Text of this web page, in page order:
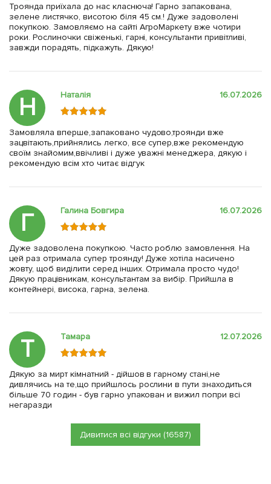
Троянда приїхала до нас класнюча! Гарно запакована,
зелене листячко, висотою біля 45 см.! Дуже задоволені
покупкою. Замовляємо на сайті АгроМаркету вже чотири
роки. Рослиночки свіженькі, гарні, консультанти привітливі,
завжди порадять, підкажуть. Дякую!
Н Наталія 16.07.2026
Замовляла вперше,запаковано чудово,троянди вже
зацвітають,прийнялись легко, все супер,вже рекомендую
своїм знайомим,ввічливі і дуже уважні менеджера, дякую і
рекомендую всім хто читає відгук
Г Галина Бовгира 16.07.2026
Дуже задоволена покупкою. Часто роблю замовлення. На
цей раз отримала супер троянду! Дуже хотіла насичено
жовту, щоб виділити серед інших. Отримала просто чудо!
Дякую працівникам, консультантам за вибір. Прийшла в
контейнері, висока, гарна, зелена.
Т Тамара 12.07.2026
Дякую за мирт кімнатний - дійшов в гарному стані,не
дивлячись на те,що прийшлось рослини в пути знаходиться
більше 70 годин - був гарно упакован и вижил попри всі
негаразди
Дивитися всі відгуки (16587)